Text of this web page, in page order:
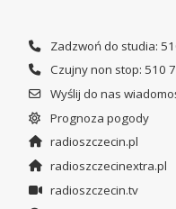
Zadzwoń do studia:
Czujny non stop: 510
Wyślij do nas
Prognoza pogody
radioszczecin.pl
radioszczecinextra.pl
radioszczecin.tv